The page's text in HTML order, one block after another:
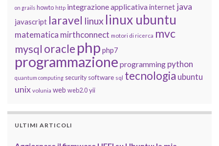
on grails howto http integrazione applicativainternet java
javascript laravel linux linux ubuntu
matematica mirthconnect motori di ricerca mvc
mysql oracle php php7
programmazione programming python
quantum computing security software sql tecnologia ubuntu
unix volunia web web2.0 yii
ULTIMI ARTICOLI